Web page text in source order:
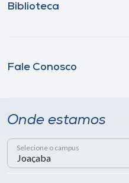
Biblioteca
Fale Conosco
Onde estamos
Selecione o campus